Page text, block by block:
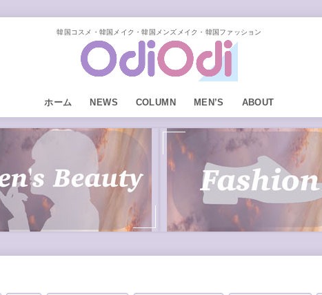
韓国コスメ・韓国メイク・韓国メンズメイク・韓国ファッション
ホーム NEWS COLUMN MEN’S ABOUT